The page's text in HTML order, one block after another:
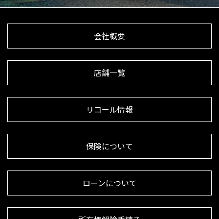
会社概要
店舗一覧
リコール情報
保険について
ローンについて